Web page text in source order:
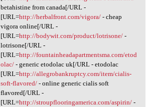
betahistine from canada[/URL -
[URL=http://herbalfront.com/vigora/- cheap
vigora online[/URL -
[URL=http://bodywit.com/product/lotrisone/-
lotrisone[/URL -
[URL=http://fountainheadapartmentsma.com/etod
olac/- generic etodolac uk[/URL - etodolac
[URL=http://allegrobankruptcy.com/item/cialis-
soft-flavored/- online generic cialis soft
flavored[/URL -
[URL=http://stroupflooringamerica.com/aspirin/-